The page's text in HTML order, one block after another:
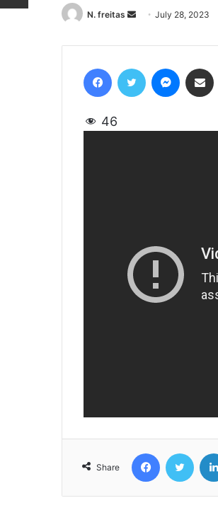
N. freitas
Send
email
July 28, 2023
46
Share